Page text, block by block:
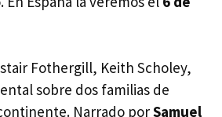
Fothergill, Keith Scholey,
sobre dos familias de
Narrado porSamuel